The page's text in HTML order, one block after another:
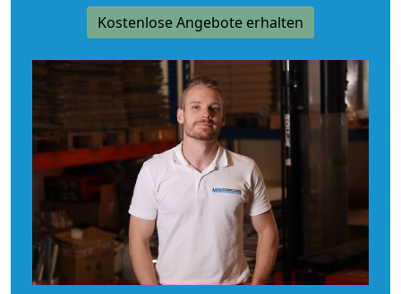
Kostenlose Angebote erhalten